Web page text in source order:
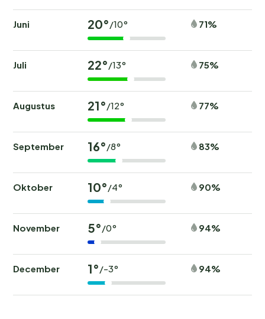
Juni 20°/10° 71%
Juli 22°/13° 75%
Augustus 21°/12° 77%
September 16°/8° 83%
Oktober 10°/4° 90%
November 5°/0° 94%
December 1°/-3° 94%